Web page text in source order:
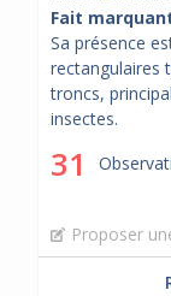
Fait
Sa présence
rectangulaires
troncs,
insectes.
31
Proposer